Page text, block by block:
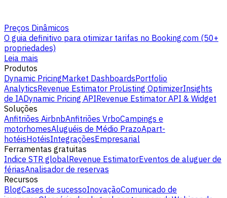
Preços Dinâmicos
O guia definitivo para otimizar tarifas no Booking.com (50+
propriedades)
Leia mais
Produtos
Dynamic PricingMarket DashboardsPortfolio
AnalyticsRevenue Estimator ProListing OptimizerInsights
de IADynamic Pricing APIRevenue Estimator API & Widget
Soluções
Anfitriões AirbnbAnfitriões VrboCampings e
motorhomesAluguéis de Médio PrazoApart-
hotéisHotéisIntegraçõesEmpresarial
Ferramentas gratuitas
Indice STR globalRevenue EstimatorEventos de aluguer de
fériasAnalisador de reservas
Recursos
BlogCases de sucessoInovaçãoComunicado de